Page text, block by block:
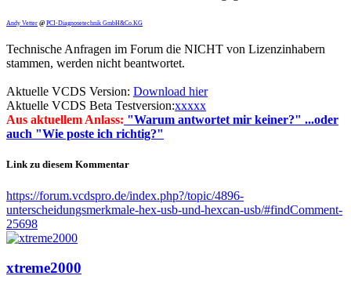
Andy Vetter @ PCI-Diagnosetechnik GmbH&Co.KG
Technische Anfragen im Forum die NICHT von Lizenzinhabern
stammen, werden nicht beantwortet.
Aktuelle VCDS Version: Download hier
Aktuelle VCDS Beta Testversion:xxxxx
Aus aktuellem Anlass: "Warum antwortet mir keiner?" ...oder
auch "Wie poste ich richtig?"
Link zu diesem Kommentar
https://forum.vcdspro.de/index.php?/topic/4896-
unterscheidungsmerkmale-hex-usb-und-hexcan-usb/#findComment-
25698
xtreme2000